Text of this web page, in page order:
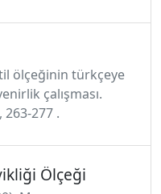
ölçeğinin türkçeye
çalışması.
263-277 .
Ölçeği